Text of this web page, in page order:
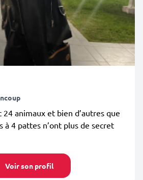
24 animaux et bien d’autres que
à 4 pattes n’ont plus de secret
Voir son profil